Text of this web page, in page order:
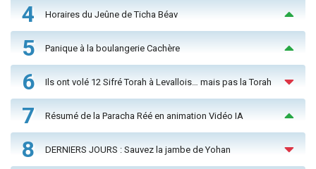
4 Horaires du Jeûne de Ticha Béav
5 Panique à la boulangerie Cachère
6 Ils ont volé 12 Sifré Torah à Levallois… mais pas la Torah
7 Résumé de la Paracha Réé en animation Vidéo IA
8 DERNIERS JOURS : Sauvez la jambe de Yohan